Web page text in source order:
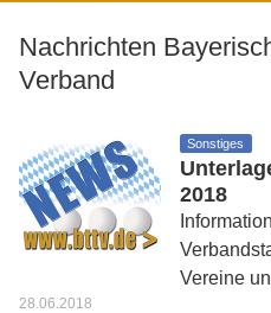
Nachrichten
Verband
Sonstiges
2018
Vereine
28.06.2018